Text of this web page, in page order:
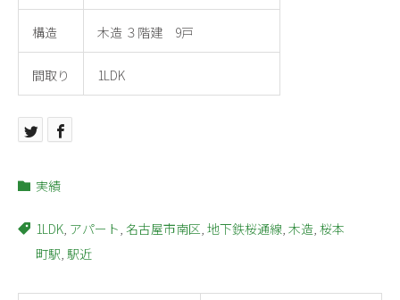
構造 木造 ３階建 9戸
間取り 1LDK
実績
1LDK アパート 名古屋市南区 地下鉄桜通線 木造 桜本
町駅 駅近